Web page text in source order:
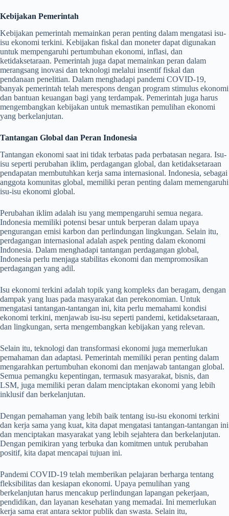
Kebijakan Pemerintah
Kebijakan pemerintah memainkan peran penting dalam mengatasi isu-
isu ekonomi terkini. Kebijakan fiskal dan moneter dapat digunakan
untuk mempengaruhi pertumbuhan ekonomi, inflasi, dan
ketidaksetaraan. Pemerintah juga dapat memainkan peran dalam
merangsang inovasi dan teknologi melalui insentif fiskal dan
pendanaan penelitian. Dalam menghadapi pandemi COVID-19,
banyak pemerintah telah merespons dengan program stimulus ekonomi
dan bantuan keuangan bagi yang terdampak. Pemerintah juga harus
mengembangkan kebijakan untuk memastikan pemulihan ekonomi
yang berkelanjutan.
Tantangan Global dan Peran Indonesia
Tantangan ekonomi saat ini tidak terbatas pada perbatasan negara. Isu-
isu seperti perubahan iklim, perdagangan global, dan ketidaksetaraan
pendapatan membutuhkan kerja sama internasional. Indonesia, sebagai
anggota komunitas global, memiliki peran penting dalam memengaruhi
isu-isu ekonomi global.
Perubahan iklim adalah isu yang mempengaruhi semua negara.
Indonesia memiliki potensi besar untuk berperan dalam upaya
pengurangan emisi karbon dan perlindungan lingkungan. Selain itu,
perdagangan internasional adalah aspek penting dalam ekonomi
Indonesia. Dalam menghadapi tantangan perdagangan global,
Indonesia perlu menjaga stabilitas ekonomi dan mempromosikan
perdagangan yang adil.
Isu ekonomi terkini adalah topik yang kompleks dan beragam, dengan
dampak yang luas pada masyarakat dan perekonomian. Untuk
mengatasi tantangan-tantangan ini, kita perlu memahami kondisi
ekonomi terkini, menjawab isu-isu seperti pandemi, ketidaksetaraan,
dan lingkungan, serta mengembangkan kebijakan yang relevan.
Selain itu, teknologi dan transformasi ekonomi juga memerlukan
pemahaman dan adaptasi. Pemerintah memiliki peran penting dalam
mengarahkan pertumbuhan ekonomi dan menjawab tantangan global.
Semua pemangku kepentingan, termasuk masyarakat, bisnis, dan
LSM, juga memiliki peran dalam menciptakan ekonomi yang lebih
inklusif dan berkelanjutan.
Dengan pemahaman yang lebih baik tentang isu-isu ekonomi terkini
dan kerja sama yang kuat, kita dapat mengatasi tantangan-tantangan ini
dan menciptakan masyarakat yang lebih sejahtera dan berkelanjutan.
Dengan pemikiran yang terbuka dan komitmen untuk perubahan
positif, kita dapat mencapai tujuan ini.
Pandemi COVID-19 telah memberikan pelajaran berharga tentang
fleksibilitas dan kesiapan ekonomi. Upaya pemulihan yang
berkelanjutan harus mencakup perlindungan lapangan pekerjaan,
pendidikan, dan layanan kesehatan yang memadai. Ini memerlukan
kerja sama erat antara sektor publik dan swasta. Selain itu,